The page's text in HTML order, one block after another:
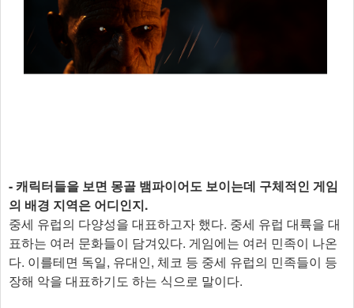
- 캐릭터들을 보면 몽골 뱀파이어도 보이는데 구체적인 게임
의 배경 지역은 어디인지.
중세 유럽의 다양성을 대표하고자 했다. 중세 유럽 대륙을 대
표하는 여러 문화들이 담겨있다. 게임에는 여러 민족이 나온
다. 이를테면 독일, 유대인, 체코 등 중세 유럽의 민족들이 등
장해 악을 대표하기도 하는 식으로 말이다.